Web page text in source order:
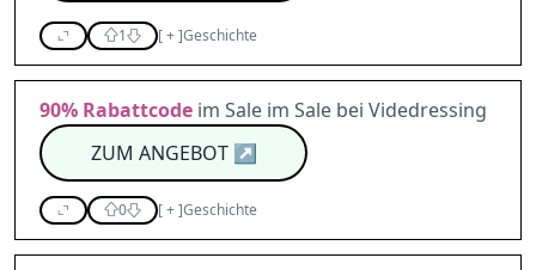
1 [+]Geschichte
90% Rabattcode im Sale im Sale bei Videdressing
ZUM ANGEBOT↗
0 [+]Geschichte